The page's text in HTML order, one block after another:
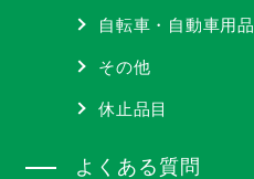
自転車・自動車用品
その他
休止品目
よくある質問